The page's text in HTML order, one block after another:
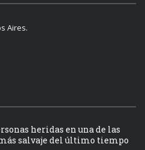
Aires.
heridas en una de las
salvaje del último tiempo